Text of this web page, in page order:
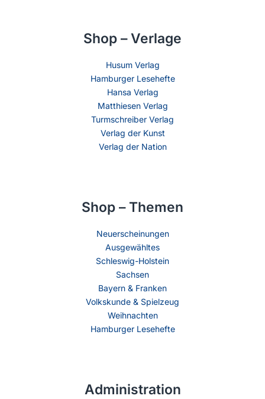
Shop – Verlage
Husum Verlag
Hamburger Lesehefte
Hansa Verlag
Matthiesen Verlag
Turmschreiber Verlag
Verlag der Kunst
Verlag der Nation
Shop – Themen
Neuerscheinungen
Ausgewähltes
Schleswig-Holstein
Sachsen
Bayern & Franken
Volkskunde & Spielzeug
Weihnachten
Hamburger Lesehefte
Administration